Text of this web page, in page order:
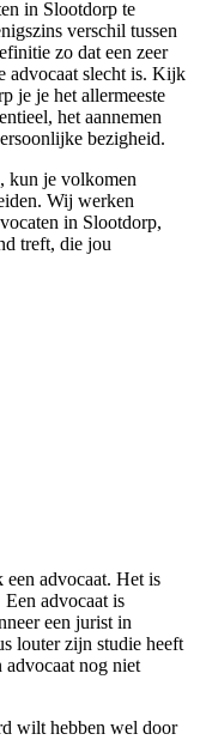
in Slootdorp te
verschil tussen
zo dat een zeer
advocaat slecht is. Kijk
je je het allermeeste
het aannemen
bezigheid.
kun je volkomen
Wij werken
in Slootdorp,
treft, die jou
advocaat. Het is
advocaat is
een jurist in
louter zijn studie heeft
advocaat nog niet
wilt hebben wel door